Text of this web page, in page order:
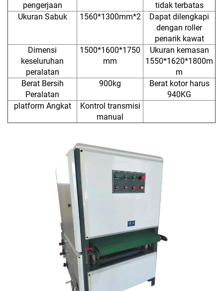
pengerjaan
tidak terbatas
Ukuran Sabuk
1560*1300mm*2
Dapat dilengkapi
dengan roller
penarik kawat
Dimensi
keseluruhan
peralatan
1500*1600*1750
mm
Ukuran kemasan
1550*1620*1800m
m
Berat Bersih
Peralatan
900kg
Berat kotor harus
940KG
platform Angkat
Kontrol transmisi
manual